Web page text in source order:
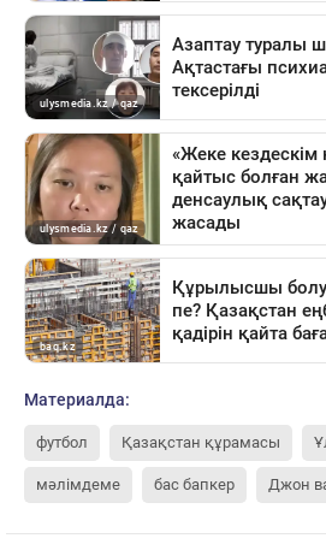
Материалда:
футбол Қазақстан құрамасы
мәлімдеме бас бапкер Джон